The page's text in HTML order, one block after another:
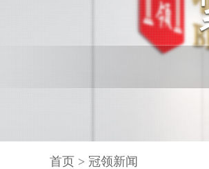
首页 > 冠领新闻